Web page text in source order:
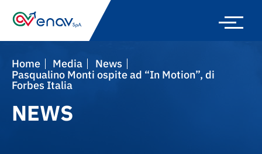
Home Media
News
Pasqualino Monti ospite ad “In Motion”, di
Forbes Italia
NEWS